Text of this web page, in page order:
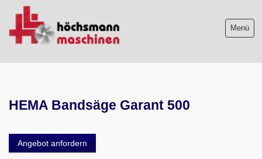
Menü
Maschinenankauf
Shop
HEMA Bandsäge Garant 500
Angebot anfordern